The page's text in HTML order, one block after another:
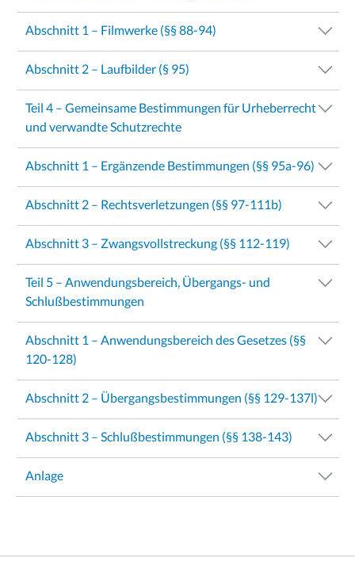
Abschnitt 1 – Filmwerke (§§ 88-94)
Abschnitt 2 – Laufbilder (§ 95)
Teil 4 – Gemeinsame Bestimmungen für Urheberrecht
und verwandte Schutzrechte
Abschnitt 1 – Ergänzende Bestimmungen (§§ 95a-96)
Abschnitt 2 – Rechtsverletzungen (§§ 97-111b)
Abschnitt 3 – Zwangsvollstreckung (§§ 112-119)
Teil 5 – Anwendungsbereich, Übergangs- und
Schlußbestimmungen
Abschnitt 1 – Anwendungsbereich des Gesetzes (§§
120-128)
Abschnitt 2 – Übergangsbestimmungen (§§ 129-137l)
Abschnitt 3 – Schlußbestimmungen (§§ 138-143)
Anlage